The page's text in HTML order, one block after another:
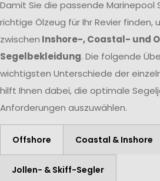
Damit Sie die passende Marinepool
richtige Ölzeug für Ihr Revier finden,
zwischen Inshore-, Coastal- und
Segelbekleidung. Die folgende
wichtigsten Unterschiede der
hilft Ihnen dabei, die optimale
Anforderungen auszuwählen.
Offshore Coastal & Inshore
Jollen- & Skiff-Segler